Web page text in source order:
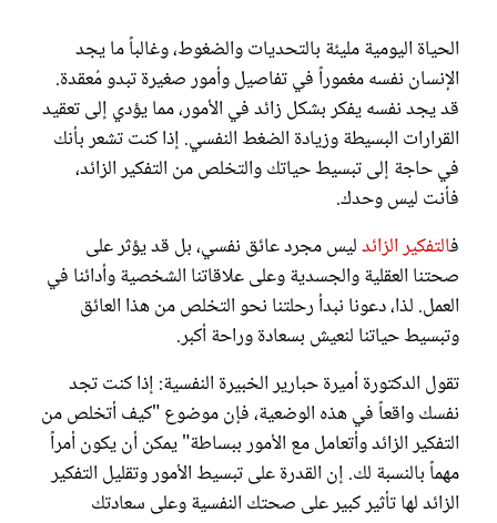
الحياة اليومية مليئة بالتحديات والضغوط، وغالباً ما يجد
الإنسان نفسه مغموراً في تفاصيل وأمور صغيرة تبدو مُعقدة.
قد يجد نفسه يفكر بشكل زائد في الأمور، مما يؤدي إلى تعقيد
القرارات البسيطة وزيادة الضغط النفسي. إذا كنت تشعر بأنك
في حاجة إلى تبسيط حياتك والتخلص من التفكير الزائد،
فأنت ليس وحدك.
فالتفكير الزائدليس مجرد عائق نفسي، بل قد يؤثر على
صحتنا العقلية والجسدية وعلى علاقاتنا الشخصية وأدائنا في
العمل. لذا، دعونا نبدأ رحلتنا نحو التخلص من هذا العائق
وتبسيط حياتنا لنعيش بسعادة وراحة أكبر.
تقول الدكتورة أميرة حبارير الخبيرة النفسية: إذا كنت تجد
نفسك واقعاً في هذه الوضعية، فإن موضوع "كيف أتخلص من
التفكير الزائد وأتعامل مع الأمور ببساطة" يمكن أن يكون أمراً
مهماً بالنسبة لك. إن القدرة على تبسيط الأمور وتقليل التفكير
الزائد لها تأثير كبير على صحتك النفسية وعلى سعادتك
مجلة سيدتي